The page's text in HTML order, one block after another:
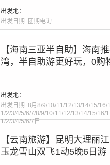
出发地：
出发日期: 团期电询
【海南三亚半自助】海南
湾，半自助游更好玩，0购
line 275
出发地：
出发日期: 8月8/9/10/11/12/13/14/15/16/
1/2/3/4/5/6/7/8/9/10/11/12/13/14/15/
1/2/3/4/5/6/7日
【云南旅游】昆明大理丽
玉龙雪山双飞1动5晚6日游